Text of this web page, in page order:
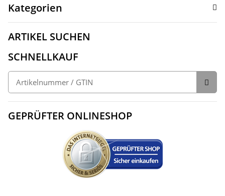
Kategorien
ARTIKEL SUCHEN
SCHNELLKAUF
GEPRÜFTER ONLINESHOP